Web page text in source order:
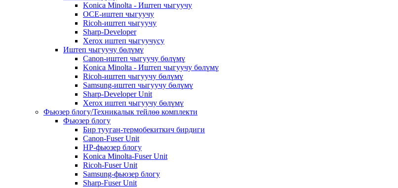
Konica Minolta - Иштеп чыгуучу
OCE-иштеп чыгуучу
Ricoh-иштеп чыгуучу
Sharp-Developer
Xerox иштеп чыгуучусу
Иштеп чыгуучу бөлүмү
Canon-иштеп чыгуучу бөлүмү
Konica Minolta - Иштеп чыгуучу бөлүмү
Ricoh-иштеп чыгуучу бөлүмү
Samsung-иштеп чыгуучу бөлүмү
Sharp-Developer Unit
Xerox иштеп чыгуучу бөлүмү
Фьюзер блогу/Техникалык тейлөө комплекти
Фьюзер блогу
Бир тууган-термобекиткич бирдиги
Canon-Fuser Unit
HP-фьюзер блогу
Konica Minolta-Fuser Unit
Ricoh-Fuser Unit
Samsung-фьюзер блогу
Sharp-Fuser Unit